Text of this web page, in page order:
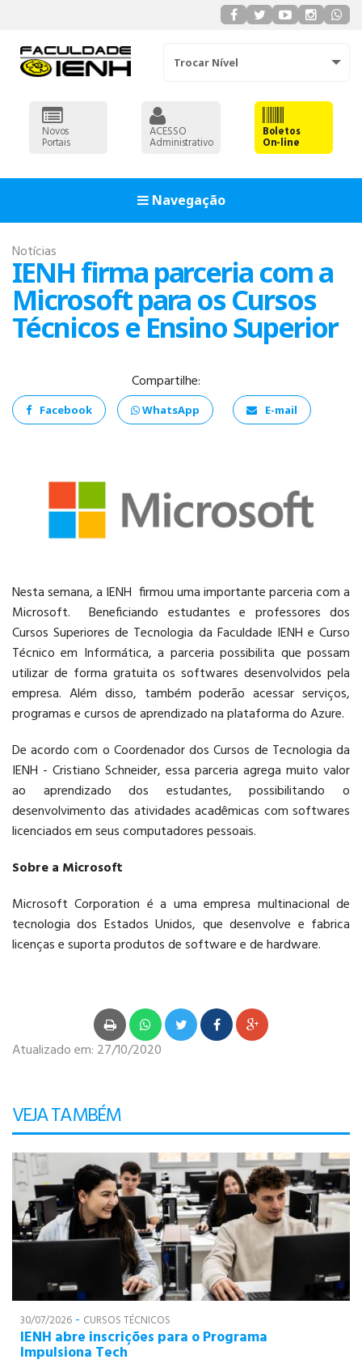
Trocar Nível
Novos
Portais
ACESSO
Administrativo
Boletos
On-line
Navegação
ANÁLISE E
DE SISTEMAS
PSICOLOGIA
PÓS-GRADUAÇÃO
Notícias
IENH firma parceria com a
Microsoft para os Cursos
Técnicos e Ensino Superior
Compartilhe:
Facebook WhatsApp E-mail
Nesta semana, a IENH firmou uma importante parceria com a
Microsoft. Beneficiando estudantes e professores dos
Cursos Superiores de Tecnologia da Faculdade IENH e Curso
Técnico em Informática, a parceria possibilita que possam
utilizar de forma gratuita os softwares desenvolvidos pela
empresa. Além disso, também poderão acessar serviços,
programas e cursos de aprendizado na plataforma do Azure.
De acordo com o Coordenador dos Cursos de Tecnologia da
IENH - Cristiano Schneider, essa parceria agrega muito valor
ao aprendizado dos estudantes, possibilitando o
desenvolvimento das atividades acadêmicas com softwares
licenciados em seus computadores pessoais.
Sobre a Microsoft
Microsoft Corporation é a uma empresa multinacional de
tecnologia dos Estados Unidos, que desenvolve e fabrica
licenças e suporta produtos de software e de hardware.
Atualizado em: 27/10/2020
VEJA TAMBÉM
30/07/2026 - CURSOS TÉCNICOS
IENH abre inscrições para o Programa
Impulsiona Tech